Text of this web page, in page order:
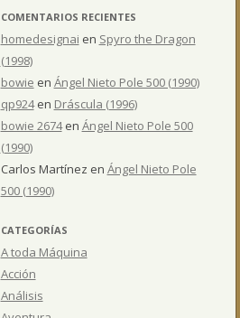
COMENTARIOS RECIENTES
homedesignai en Spyro the Dragon
(1998)
bowie en Ángel Nieto Pole 500 (1990)
qp924en Dráscula (1996)
bowie 2674en Ángel Nieto Pole 500
(1990)
Carlos Martínez en Ángel Nieto Pole
500 (1990)
CATEGORÍAS
A toda Máquina
Acción
Análisis